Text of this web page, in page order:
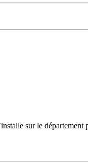
sur le département